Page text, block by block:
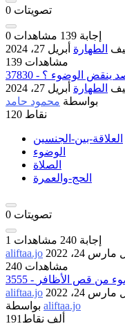
0 تصويتات
0 إجابة 139 مشاهدات
الطهارة أبريل 27، 2024
139 مشاهدات
قصد ينقض الوضوء ؟
الطهارة أبريل 27، 2024
بواسطة محمود حامد
120 نقاط
العلاقة-بين-الجنسين
الوضوء
الصلاة
الحج-والعمرة
0 تصويتات
1 إجابة 240 مشاهدات
aliftaa.jo
مارس 24، 2022
240 مشاهدات
من قص الأظافر
aliftaa.jo
مارس 24، 2022
aliftaa.jo
191ألف نقاط